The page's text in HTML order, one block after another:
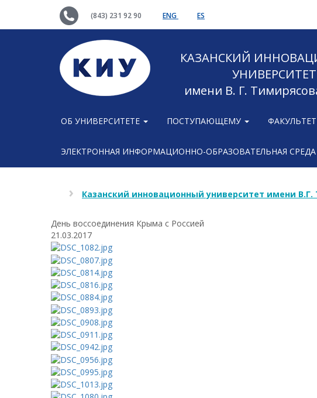
(843) 231 92 90 ENG ES
КАЗАНСКИЙ
УНИВЕРСИТЕТ
имени В. Г.
ОБ УНИВЕРСИТЕТЕ ПОСТУПАЮЩЕМУ
ЭЛЕКТРОННАЯ ИНФОРМАЦИОННО-ОБРАЗОВАТЕЛЬНАЯ СРЕДА
Казанский инновационный университет имени В.Г.
День воссоединения Крыма с Россией
21.03.2017